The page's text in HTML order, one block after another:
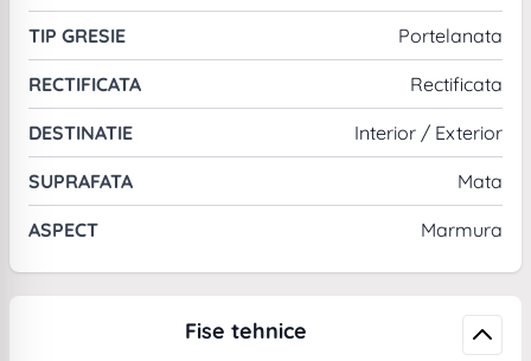
TIP GRESIE Portelanata
RECTIFICATA Rectificata
DESTINATIE Interior / Exterior
SUPRAFATA Mata
ASPECT Marmura
Fise tehnice